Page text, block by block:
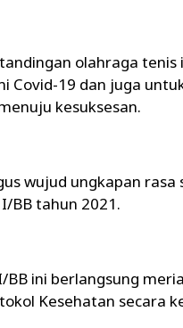
olahraga tenis
Covid-19 dan juga
kesuksesan.
wujud ungkapan rasa
BB tahun 2021.
ini berlangsung
Kesehatan secara